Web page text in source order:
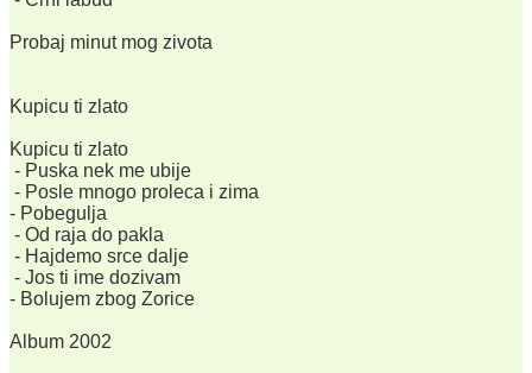
Probaj minut mog zivota
Kupicu ti zlato
Kupicu ti zlato
- Puska nek me ubije
- Posle mnogo proleca i zima
- Pobegulja
- Od raja do pakla
- Hajdemo srce dalje
- Jos ti ime dozivam
- Bolujem zbog Zorice
Album 2002